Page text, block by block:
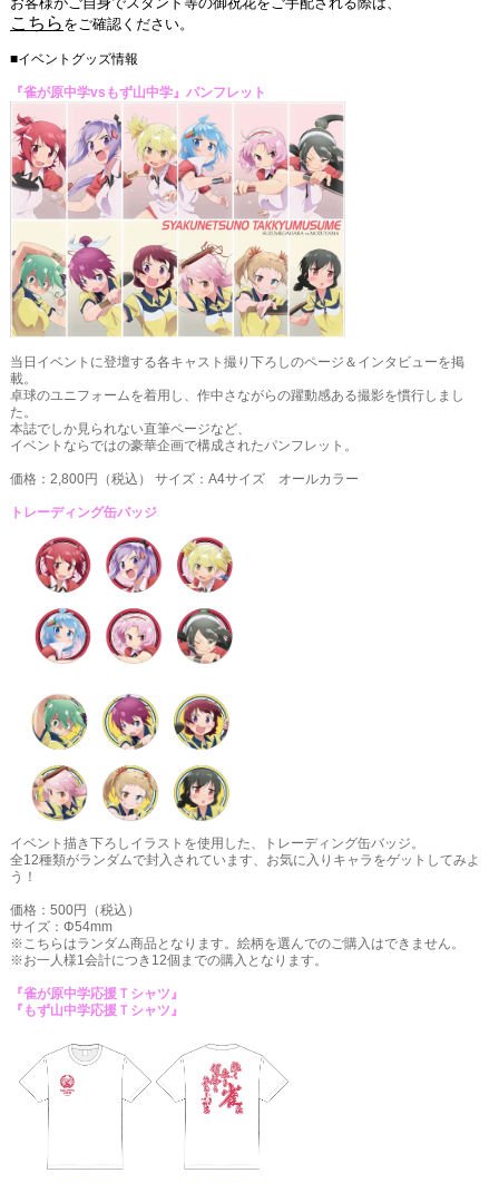
こちら をご確認ください。
■イベントグッズ情報
『雀が原中学vsもず山中学』パンフレット
当日イベントに登壇する各キャスト撮り下ろしのページ＆インタビューを掲
載。
卓球のユニフォームを着用し、作中さながらの躍動感ある撮影を慣行しまし
た。
本誌でしか見られない直筆ページなど、
イベントならではの豪華企画で構成されたパンフレット。
価格：2,800円（税込） サイズ：A4サイズ オールカラー
トレーディング缶バッジ
イベント描き下ろしイラストを使用した、トレーディング缶バッジ。
全12種類がランダムで封入されています、お気に入りキャラをゲットしてみよ
う！
価格：500円（税込）
サイズ：Φ54mm
※こちらはランダム商品となります。絵柄を選んでのご購入はできません。
※お一人様1会計につき12個までの購入となります。
『雀が原中学応援Ｔシャツ』
『もず山中学応援Ｔシャツ』